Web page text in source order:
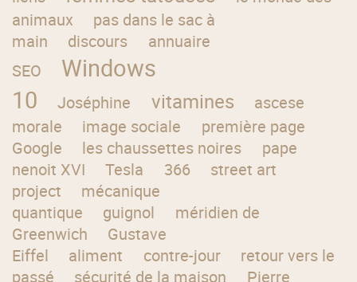
animaux
pas dans le sac à
main
discours
annuaire
SEO
Windows
10
Joséphine vitamines
ascese
morale
image sociale
première page
Google
les chaussettes noires
pape
nenoit XVI
Tesla 366
street art
project
mécanique
quantique
guignol
méridien de
Greenwich
Gustave
Eiffel
aliment contre-jour
retour vers le
passé
sécurité de la maison
Pierre